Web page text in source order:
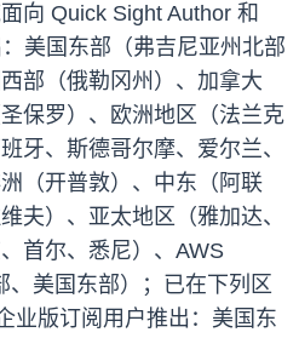
向 Quick Sight Author 和
美国东部（弗吉尼亚州北部
部（俄勒冈州）、加拿大
保罗）、欧洲地区（法兰克
牙、斯德哥尔摩、爱尔兰、
（开普敦）、中东（阿联
夫）、亚太地区（雅加达、
首尔、悉尼）、AWS
、美国东部）；已在下列区
业版订阅用户推出：美国东